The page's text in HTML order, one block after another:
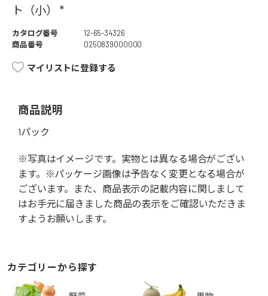
ト（小） *
カタログ番号
12-65-34326
商品番号
0250839000000
マイリストに登録する
商品説明
1パック
※写真はイメージです。実物とは異なる場合がござい
ます。※パッケージ画像は予告なく変更となる場合が
ございます。また、商品表示の記載内容に関しまして
はお手元に届きました商品の表示をご確認いただきま
すようお願いします。
カテゴリーから探す